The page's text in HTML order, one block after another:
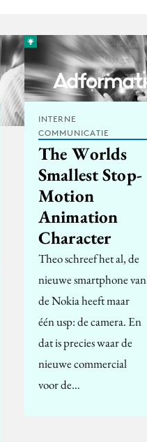
INTERNE
COMMUNICATIE
The Worlds
Smallest Stop-
Motion
Animation
Character
Theo schreef het al, de
nieuwe smartphone van
de Nokia heeft maar
één usp: de camera. En
dat is precies waar de
nieuwe commercial
voor de…